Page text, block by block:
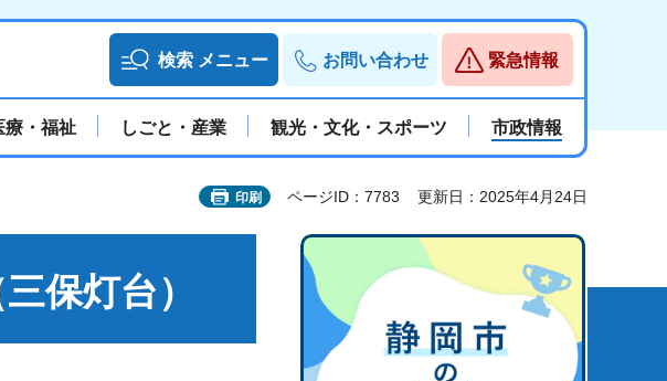
検索 メニュー お問い合わせ 緊急情報
療・福祉 しごと・産業 観光・文化・スポーツ 市政情報
印刷 ページID：7783 更新日：2025年4月24日
保灯台）